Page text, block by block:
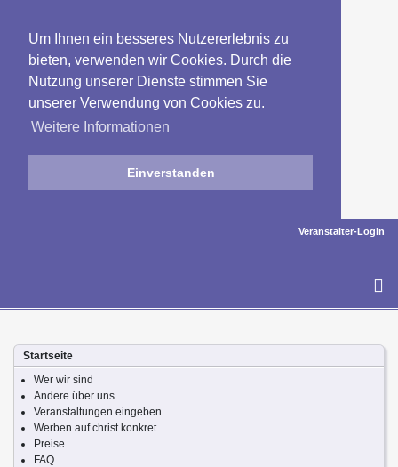
Um Ihnen ein besseres Nutzererlebnis zu
bieten, verwenden wir Cookies. Durch die
Nutzung unserer Dienste stimmen Sie
unserer Verwendung von Cookies zu.
Weitere Informationen
Einverstanden
Veranstalter-Login
Startseite
Wer wir sind
Andere über uns
Veranstaltungen eingeben
Werben auf christ konkret
Preise
FAQ